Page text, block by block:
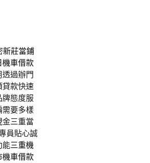
新莊當鋪
機車借款
透過辦門
貸款快速
態度服
需要多樣
三重當
員貼心誠
能三重機
機車借款